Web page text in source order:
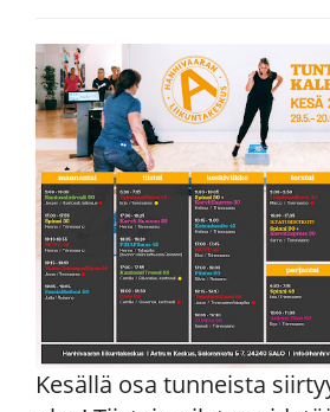
Kesällä osa tunneista